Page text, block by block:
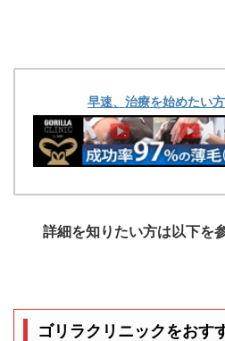
早速、治療を始めたい
詳細を知りたい方は以下を
ゴリラクリニックをおす